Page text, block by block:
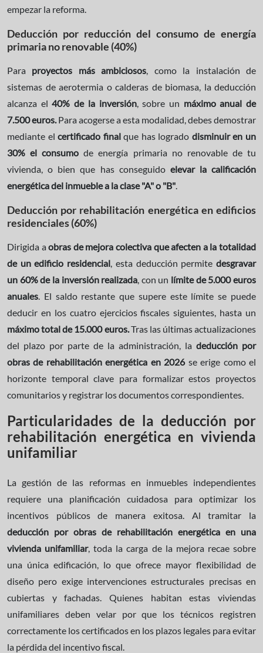
empezar la reforma.
Deducción por reducción del consumo de energía
primaria no renovable (40%)
Para proyectos más ambiciosos , como la instalación de
sistemas de aerotermia o calderas de biomasa, la deducción
alcanza el40% de la inversión, sobre un máximo anual de
7.500 euros. Para acogerse a esta modalidad, debes demostrar
mediante elcertificado finalque has logrado disminuir en un
30% el consumo de energía primaria no renovable de tu
vivienda, o bien que has conseguido elevar la calificación
energética del inmueble a la clase "A" o "B"
Deducción por rehabilitación energética en edificios
residenciales (60%)
Dirigida aobras de mejora colectiva que afecten a la totalidad
de un edificio residencial , esta deducción permitedesgravar
un 60% de la inversión realizada , con un límite de 5.000 euros
anuales . El saldo restante que supere este límite se puede
deducir en los cuatro ejercicios fiscales siguientes, hasta un
máximo total de 15.000 euros.Tras las últimas actualizaciones
del plazo por parte de la administración, la deducción por
obras de rehabilitación energética en 2026se erige como el
horizonte temporal clave para formalizar estos proyectos
comunitarios y registrar los documentos correspondientes.
Particularidades de la deducción por
rehabilitación energética en vivienda
unifamiliar
La gestión de las reformas en inmuebles independientes
requiere una planificación cuidadosa para optimizar los
incentivos públicos de manera exitosa. Al tramitar la
deducción por obras de rehabilitación energética en una
vivienda unifamiliar, toda la carga de la mejora recae sobre
una única edificación, lo que ofrece mayor flexibilidad de
diseño pero exige intervenciones estructurales precisas en
cubiertas y fachadas. Quienes habitan estas viviendas
unifamiliares deben velar por que los técnicos registren
correctamente los certificados en los plazos legales para evitar
la pérdida del incentivo fiscal.